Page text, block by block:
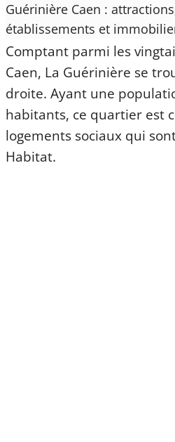
Guérinière Caen :
établissements et
Comptant parmi les
Caen, La Guérinière se
droite. Ayant une
habitants, ce quartier est
logements sociaux qui
Habitat.